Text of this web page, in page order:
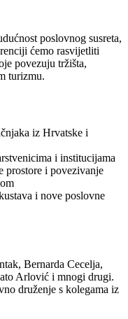
poslovnog susreta,
ćemo rasvijetliti
povezuju tržišta,
turizmu.
iz Hrvatske i
i institucijama
prostore i povezivanje
i nove poslovne
Bernarda Cecelja,
Arlović i mnogi drugi.
druženje s kolegama iz